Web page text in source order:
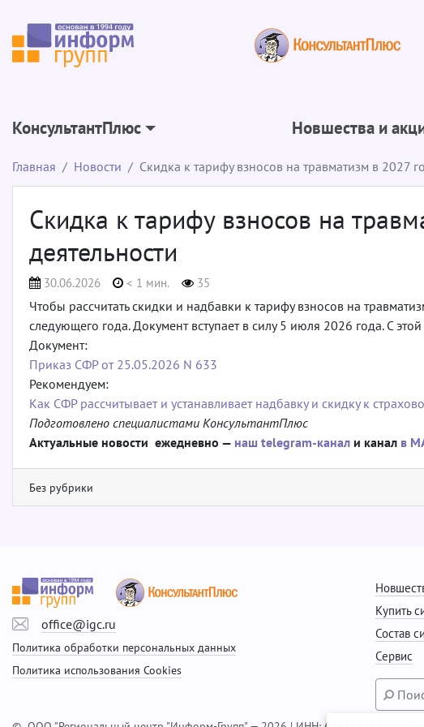
КонсультантПлюс Новшества и
Главная Новости Скидка к тарифу взносов на травматизм в 2027
Скидка к тарифу взносов на
деятельности
30.06.2026 < 1 мин. 35
Чтобы рассчитать скидки и надбавки к тарифу взносов на
следующего года. Документ вступает в силу 5 июля 2026 года. С
Документ:
Приказ СФР от 25.05.2026 N 633
Рекомендуем:
Как СФР рассчитывает и устанавливает надбавку и скидку к
Подготовлено специалистами КонсультантПлюс
Актуальные новости ежедневно — наш telegram-канал и канал в
Без рубрики
office@igc.ru
Политика обработки персональных данных
Политика использования Cookies
Купить
Состав
Сервис